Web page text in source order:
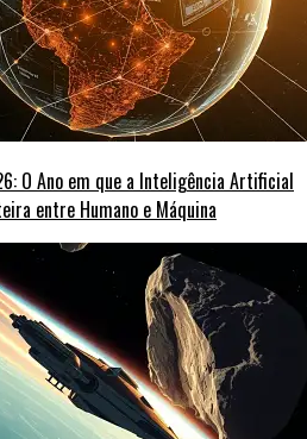
O Ano em que a Inteligência Artificial
entre Humano e Máquina